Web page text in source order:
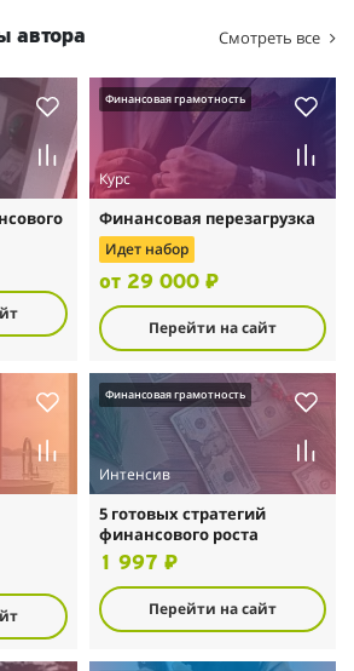
автора Смотреть все
Финансовая грамотность
Курс
Финансовая перезагрузка
Идет набор
от 29 000 ₽
Перейти на сайт
Финансовая грамотность
Интенсив
5 готовых стратегий
финансового роста
1 997 ₽
Перейти на сайт